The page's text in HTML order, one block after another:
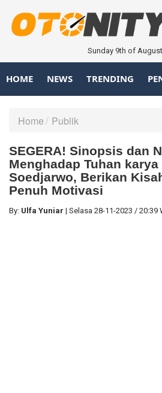
Sunday 9th of
HOME NEWS TRENDING
Home Publik
SEGERA! Sinopsis dan
Menghadap Tuhan karya
Soedjarwo, Berikan
Penuh Motivasi
By: Ulfa Yuniar | Selasa 28-11-2023 / 20:39